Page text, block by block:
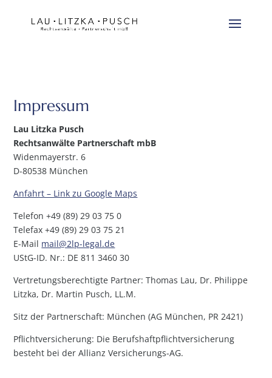
Impressum
Lau Litzka Pusch
Rechtsanwälte Partnerschaft mbB
Widenmayerstr. 6
D-80538 München
Anfahrt – Link zu Google Maps
Telefon +49 (89) 29 03 75 0
Telefax +49 (89) 29 03 75 21
E-Mail mail@2lp-legal.de
UStG-ID. Nr.: DE 811 3460 30
Vertretungsberechtigte Partner: Thomas Lau, Dr. Philippe
Litzka, Dr. Martin Pusch, LL.M.
Sitz der Partnerschaft: München (AG München, PR 2421)
Pflichtversicherung: Die Berufshaftpflichtversicherung
besteht bei der Allianz Versicherungs-AG.